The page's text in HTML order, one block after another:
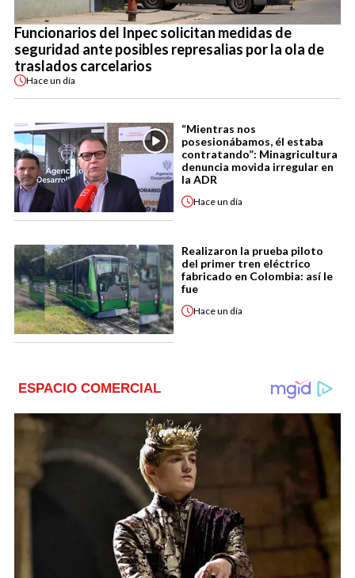
Funcionarios del Inpec solicitan medidas de
seguridad ante posibles represalias por la ola de
traslados carcelarios
Haceun día
“Mientras nos
posesionábamos, él estaba
contratando”: Minagricultura
denuncia movida irregular en
la ADR
Haceun día
Realizaron la prueba piloto
del primer tren eléctrico
fabricado en Colombia: así le
fue
Haceun día